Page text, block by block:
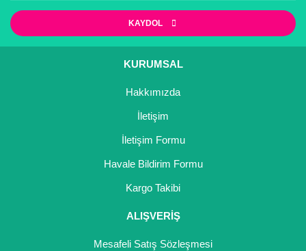
KAYDOL
KURUMSAL
Hakkımızda
İletişim
İletişim Formu
Havale Bildirim Formu
Kargo Takibi
ALIŞVERİŞ
Mesafeli Satış Sözleşmesi